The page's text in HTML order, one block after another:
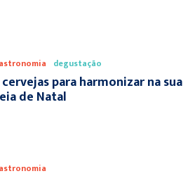
degustação
para harmonizar na sua
de Natal